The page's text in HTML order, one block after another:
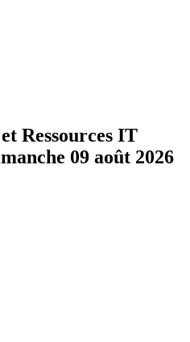
Ressources IT
09 août 2026